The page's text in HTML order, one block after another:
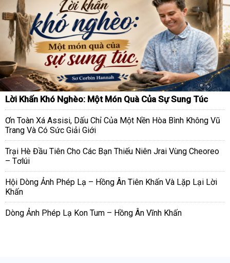
Lời Khấn Khó Nghèo: Một Món Quà Của Sự Sung Túc
Ơn Toàn Xá Assisi, Dấu Chỉ Của Một Nền Hòa Bình Không Vũ
Trang Và Có Sức Giải Giới
Trại Hè Đầu Tiên Cho Các Bạn Thiếu Niên Jrai Vùng Cheoreo
– Tơlúi
Hội Dòng Ảnh Phép Lạ – Hồng Ân Tiên Khấn Và Lặp Lại Lời
Khấn
Dòng Ảnh Phép Lạ Kon Tum – Hồng Ân Vĩnh Khấn